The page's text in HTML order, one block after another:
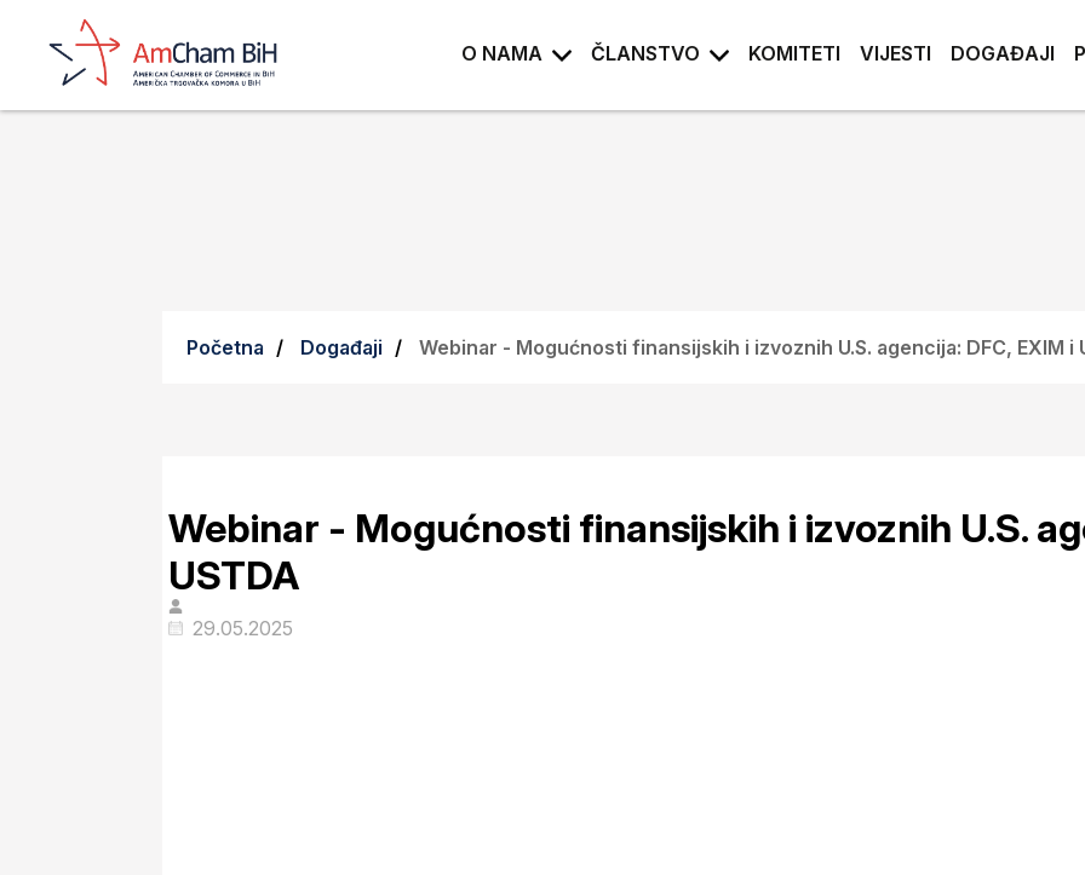
O NAMA
ČLANSTVO KOMITETI VIJESTI DOGAĐAJI
Početna Događaji Webinar - Mogućnosti finansijskih i izvoznih U.S. agencija: DFC, EXIM i
Webinar - Mogućnosti finansijskih i izvoznih U.S.
USTDA
29.05.2025